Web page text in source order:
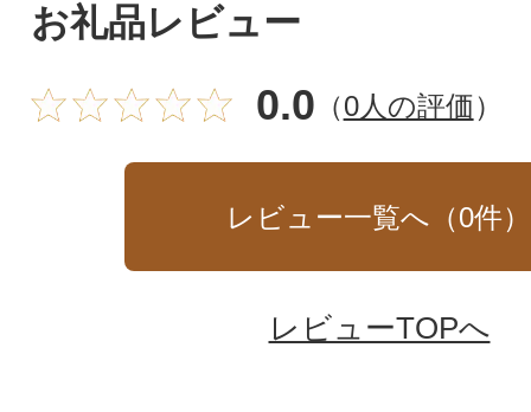
お礼品レビュー
0.0 （0人の評価）
レビュー一覧へ（0件）
レビューTOPへ